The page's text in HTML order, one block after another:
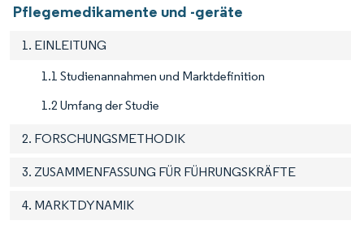
Pflegemedikamente und -geräte
1. EINLEITUNG
1.1 Studienannahmen und Marktdefinition
1.2 Umfang der Studie
2. FORSCHUNGSMETHODIK
3. ZUSAMMENFASSUNG FÜR FÜHRUNGSKRÄFTE
4. MARKTDYNAMIK